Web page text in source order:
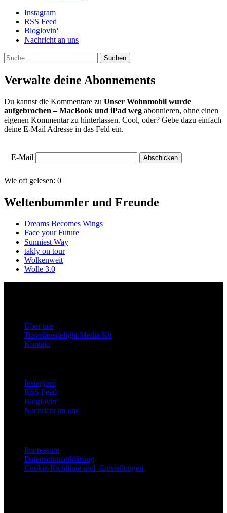
Instagram
RSS Feed
Bloglovin‘
Nachricht an uns
Suche
Verwalte deine Abonnements
Du kannst die Kommentare zu Unser Wohnmobil wurde
aufgebrochen – MacBook und iPad weg abonnieren, ohne einen
eigenen Kommentar zu hinterlassen. Cool, oder? Gebe dazu einfach
deine E-Mail Adresse in das Feld ein.
E-Mail
Wie oft gelesen: 0
Weltenbummler und Freunde
Dreams Becomes Wings
Face your Future
Sunniest Way
takly on tour
Wolkenweit
Wolle 3.0
Über uns
Travellersdelight Media Kit
Kontakt
Instagram
RSS Feed
Bloglovin‘
Nachricht an uns
Impressum
Datenschutzerklärung
Cookie-Richtlinie und -Einstellungen